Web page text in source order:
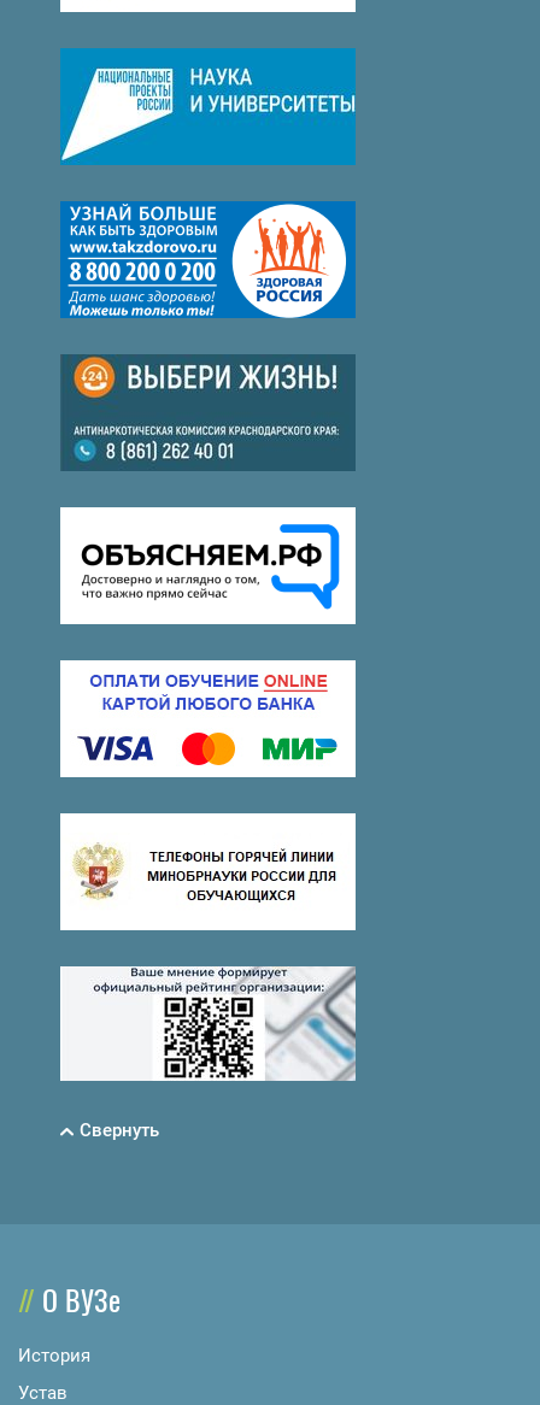
Свернуть
О ВУЗе
История
Устав